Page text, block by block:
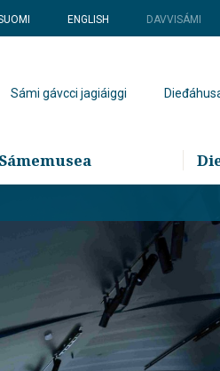
ENGLISH DAVVISÁMI
Sámi gávcci jagiáiggi